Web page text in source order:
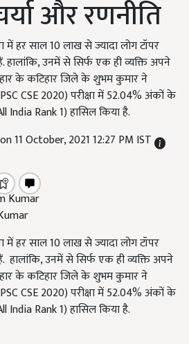
और रणनीति
में हर साल 10 लाख से ज्यादा लोग टॉपर
उनमें से सिर्फ एक ही व्यक्ति अपने
के कटिहार जिले के शुभम कुमार ने
CSE 2020) परीक्षा में 52.04% अंकों के
India Rank 1) हासिल किया है.
11 October, 2021 12:27 PM IST
में हर साल 10 लाख से ज्यादा लोग टॉपर
उनमें से सिर्फ एक ही व्यक्ति अपने
के कटिहार जिले के शुभम कुमार ने
CSE 2020) परीक्षा में 52.04% अंकों के
India Rank 1) हासिल किया है.